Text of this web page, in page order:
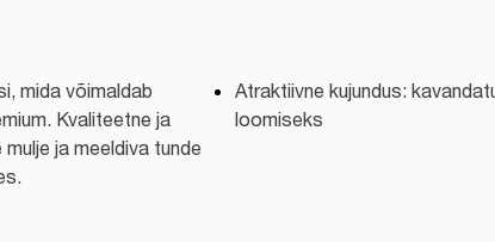
mida võimaldab
Kvaliteetne ja
ja meeldiva tunde
Atraktiivne kujundus:
loomiseks